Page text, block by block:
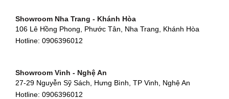
Showroom Quận 11 - TP. HCM
Showroom Quận 4 - TP. HCM
127 Khánh Hội, Phường 3, Quận 4,TP. HCM
Showroom Nha Trang - Khánh Hòa
106 Lê Hồng Phong, Phước Tân, Nha Trang, Khánh Hòa
Hotline: 0906396012
Showroom Vinh - Nghệ An
27-29 Nguyễn Sỹ Sách, Hưng Bình, TP Vinh, Nghệ An
Hotline: 0906396012